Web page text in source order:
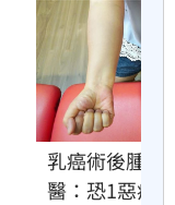
乳癌術後腫成
醫：恐1惡疾